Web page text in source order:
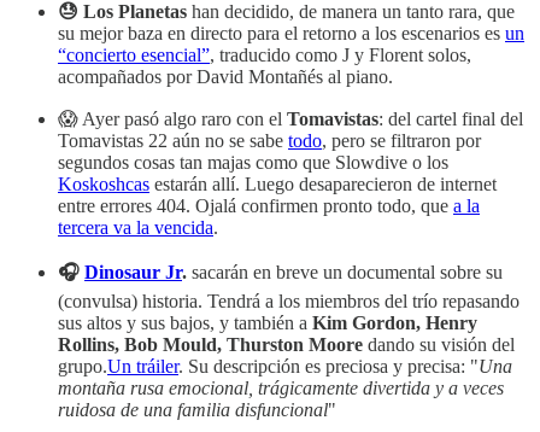
😓 Los Planetas han decidido, de manera un tanto rara, que
su mejor baza en directo para el retorno a los escenarios es un
“concierto esencial”, traducido como J y Florent solos,
acompañados por David Montañés al piano.
😱 Ayer pasó algo raro con el Tomavistas: del cartel final del
Tomavistas 22 aún no se sabe todo, pero se filtraron por
segundos cosas tan majas como que Slowdive o los
Koskoshcas estarán allí. Luego desaparecieron de internet
entre errores 404. Ojalá confirmen pronto todo, que a la
tercera va la vencida.
🎧 Dinosaur Jr. sacarán en breve un documental sobre su
(convulsa) historia. Tendrá a los miembros del trío repasando
sus altos y sus bajos, y también a Kim Gordon, Henry
Rollins, Bob Mould, Thurston Moore dando su visión del
grupo.Un tráiler. Su descripción es preciosa y precisa: "Una
montaña rusa emocional, trágicamente divertida y a veces
ruidosa de una familia disfuncional"